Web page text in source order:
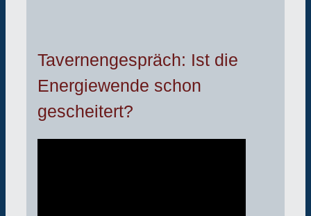
Tavernengespräch: Ist die
Energiewende schon
gescheitert?